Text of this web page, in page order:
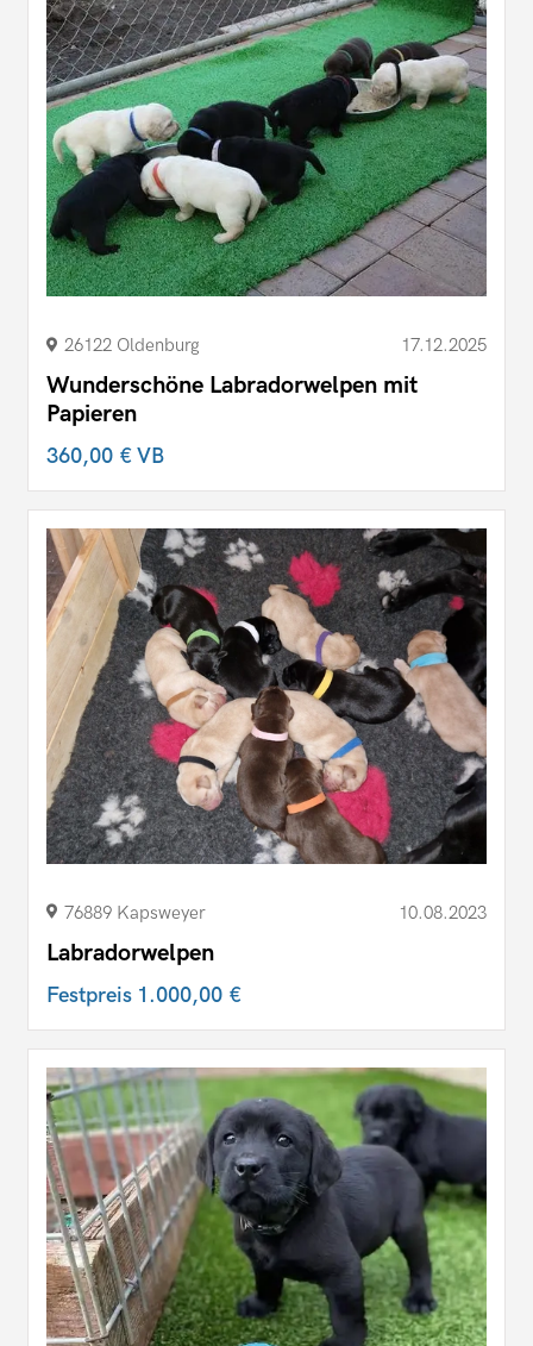
26122 Oldenburg 17.12.2025
Wunderschöne Labradorwelpen mit
Papieren
360,00 €VB
76889 Kapsweyer 10.08.2023
Labradorwelpen
Festpreis 1.000,00 €